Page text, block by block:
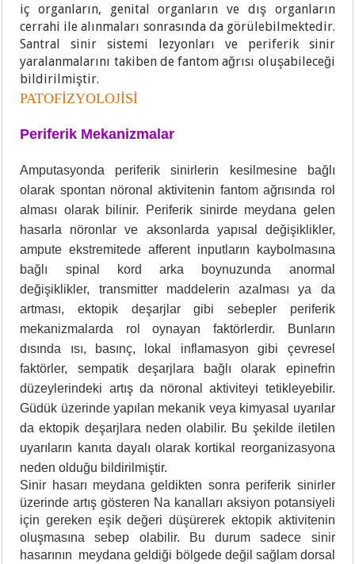
iç organların, genital organların ve dış organların
cerrahi ile alınmaları sonrasında da görülebilmektedir.
Santral sinir sistemi lezyonları ve periferik sinir
yaralanmalarını takiben de fantom ağrısı oluşabileceği
bildirilmiştir.
PATOFİZYOLOJİSİ
Periferik Mekanizmalar
Amputasyonda periferik sinirlerin kesilmesine bağlı
olarak spontan nöronal aktivitenin fantom ağrısında rol
alması olarak bilinir. Periferik sinirde meydana gelen
hasarla nöronlar ve aksonlarda yapısal değişiklikler,
ampute ekstremitede afferent inputların kaybolmasına
bağlı spinal kord arka boynuzunda anormal
değişiklikler, transmitter maddelerin azalması ya da
artması, ektopik deşarjlar gibi sebepler periferik
mekanizmalarda rol oynayan faktörlerdir. Bunların
dısında ısı, basınç, lokal inflamasyon gibi çevresel
faktörler, sempatik deşarjlara bağlı olarak epinefrin
düzeylerindeki artış da nöronal aktiviteyi tetikleyebilir.
Güdük üzerinde yapılan mekanik veya kimyasal uyarılar
da ektopik deşarjl ara neden olabilir. Bu şekilde iletilen
uyarıların kanıta dayalı olarak kortikal reorganizasyona
neden olduğu bildirilmiştir.
Sinir hasarı meydana geldikten sonra periferik sinirler
üzerinde artış gösteren Na kanalları aksiyon potansiyeli
için gereken eşik değeri düşürerek ektopik aktivitenin
oluşmasına sebep olabilir. Bu durum sadece sinir
hasarının meydana geldiği bölgede değil sağlam dorsal